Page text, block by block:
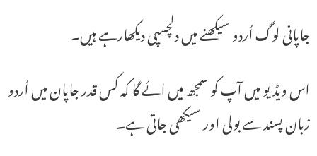
جاپانی لوگ اُردو سیکھنے میں دلچسپی دیکھارہے ہیں۔
اس ویڈیو میں آپ کو سمجھ میں ائے گا کہ کس قدر جاپان میں اُردو
زبان پسند سے بولی اور سیکھی جاتی ہے۔